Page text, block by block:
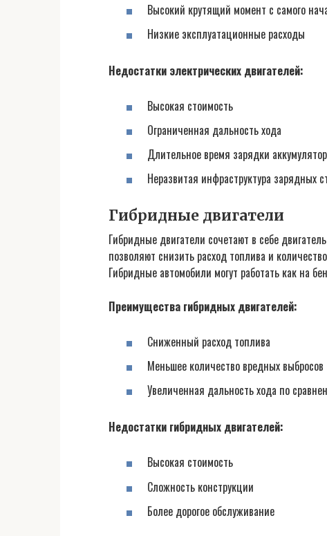
Высокий крутящий момент с самого
Низкие эксплуатационные расходы
Недостатки электрических двигателей:
Высокая стоимость
Ограниченная дальность хода
Длительное время зарядки
Неразвитая инфраструктура зарядных
Гибридные двигатели
Гибридные двигатели сочетают в себе
позволяют снизить расход топлива и
Гибридные автомобили могут работать как на
Преимущества гибридных двигателей:
Сниженный расход топлива
Меньшее количество вредных выбросов
Увеличенная дальность хода по
Недостатки гибридных двигателей:
Высокая стоимость
Сложность конструкции
Более дорогое обслуживание